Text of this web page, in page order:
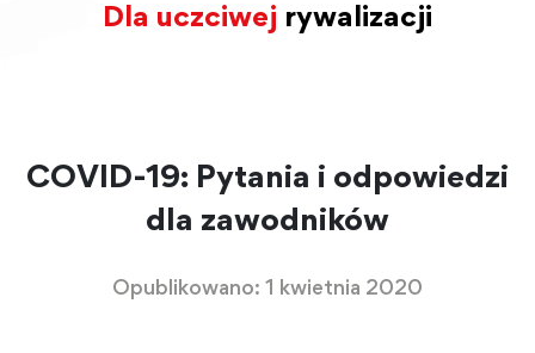
Dla uczciwej rywalizacji
COVID-19: Pytania i odpowiedzi
dla zawodników
Opublikowano: 1 kwietnia 2020